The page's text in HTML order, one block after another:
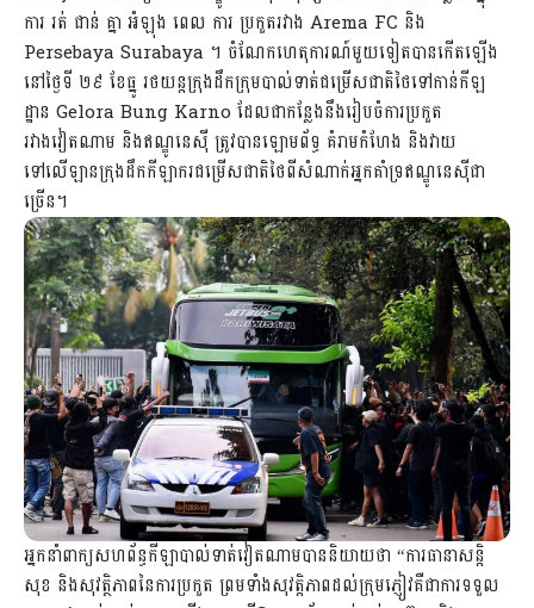
ការ រត់ ជាន់ គ្នា អំឡុង ពេល ការ ប្រកួតរវាង Arema FC និង
Persebaya Surabaya ។ ចំណែកហេតុការណ៍មួយទៀតបានកើតឡើង
នៅថ្ងៃទី ២៩ ខែធ្នូ រថយន្តក្រុងដឹកក្រុមបាល់ទាត់ជម្រើសជាតិថៃទៅកាន់កីឡ
ដ្ឋាន Gelora Bung Karno ដែលជាកន្លែងនឹងរៀបចំការប្រកួត
រវាងវៀតណាម និងឥណ្ឌូនេស៊ី ត្រូវបានឡោមព័ទ្ធ គំរាមកំហែង និងវាយ
ទៅលើឡានក្រុងដឹកកីឡាករជម្រើសជាតិថៃពីសំណាក់អ្នកគាំទ្រឥណ្ឌូនេស៊ីជា
ច្រើន។
អ្នកនាំពាក្យសហព័ន្ធកីឡាបាល់ទាត់វៀតណាមបាននិយាយថា “ការធានាសន្តិ
សុខ និងសុវត្ថិភាពនៃការប្រកួត ព្រមទាំងសុវត្តិភាពដល់ក្រុមភ្ញៀវគឺជាការទទួល